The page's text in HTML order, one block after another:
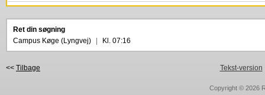
Ret din søgning
Campus Køge (Lyngvej)
Kl. 07:16
<< Tilbage Tekst-version
Copyright © 2026